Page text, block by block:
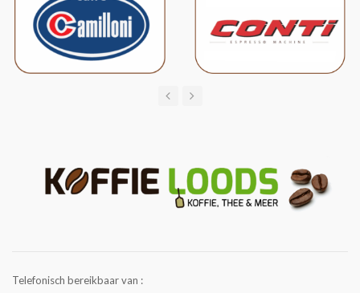
Telefonisch bereikbaar van :